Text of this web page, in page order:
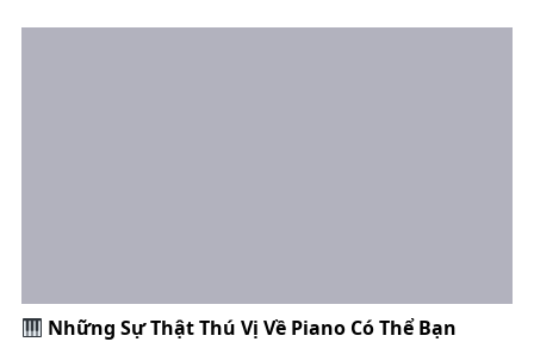
Những Sự Thật Thú Vị Về Piano Có Thể Bạn